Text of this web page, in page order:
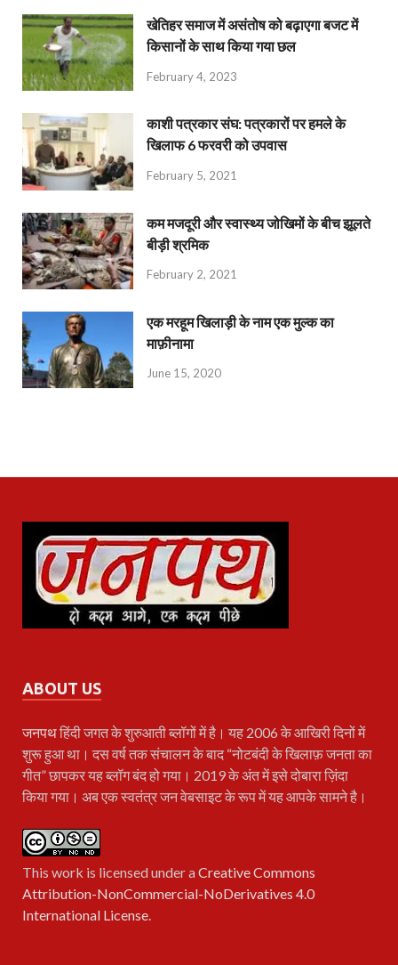
खेतिहर समाज में असंतोष को बढ़ाएगा बजट में
किसानों के साथ किया गया छल
February 4, 2023
काशी पत्रकार संघ: पत्रकारों पर हमले के
खिलाफ 6 फरवरी को उपवास
February 5, 2021
कम मजदूरी और स्वास्थ्य जोखिमों के बीच झूलते
बीड़ी श्रमिक
February 2, 2021
एक मरहूम खिलाड़ी के नाम एक मुल्क का
माफ़ीनामा
June 15, 2020
ABOUT US
जनपथहिंदी जगत के शुरुआती ब्लॉगों में है। यह 2006 के आखिरी दिनों में
शुरू हुआ था। दस वर्ष तक संचालन के बाद “नोटबंदी के खिलाफ़ जनता का
गीत” छापकर यह ब्लॉग बंद हो गया। 2019 के अंत में इसे दोबारा ज़िंदा
किया गया। अब एक स्वतंत्र जन वेबसाइट के रूप में यह आपके सामने है।
This work is licensed under aCreative Commons
Attribution-NonCommercial-NoDerivatives 4.0
International License